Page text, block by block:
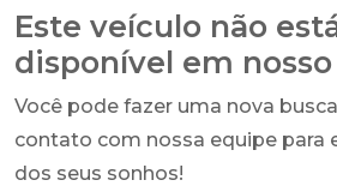
Este veículo não
disponível em
Você pode fazer uma nova
contato com nossa equipe para
dos seus sonhos!